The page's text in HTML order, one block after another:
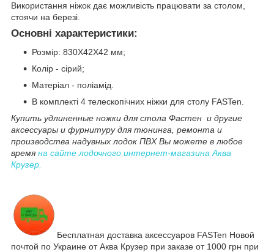
Використання ніжок дає можливість працювати за столом,
стоячи на березі.
Основні характеристики:
Розмір: 830Х42Х42 мм;
Колір - сірий;
Матеріал - поліамід.
В комплекті 4 телескопічних ніжки для столу FASTen.
Купить удлиненные ножки для стола Фастен и другие
аксессуары и фурнитуру для тюнинга, ремонта и
производства надувных лодок ПВХ Вы можете в любое
время на сайте лодочного интернет-магазина Аква
Крузер.
Бесплатная доставка аксессуаров FASTen Новой
почтой по Украине от Аква Крузер при заказе от 1000 грн при